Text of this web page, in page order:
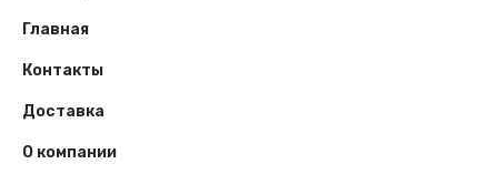
Главная
Контакты
Доставка
О компании